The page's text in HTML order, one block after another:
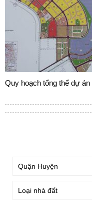
Quy hoạch tổng thể dự